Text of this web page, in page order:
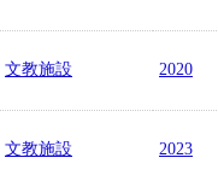
文教施設 2020
文教施設 2023